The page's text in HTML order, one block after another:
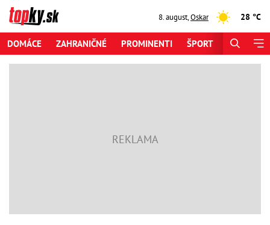
8. august,Oskar 28 °C
DOMÁCE ZAHRANIČNÉ PROMINENTI ŠPORT